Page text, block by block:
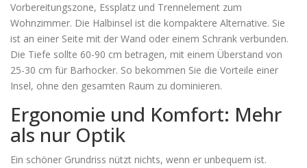
Vorbereitungszone, Essplatz und Trennelement zum
Wohnzimmer. Die Halbinsel ist die kompaktere Alternative. Sie
ist an einer Seite mit der Wand oder einem Schrank verbunden.
Die Tiefe sollte 60-90 cm betragen, mit einem Überstand von
25-30 cm für Barhocker. So bekommen Sie die Vorteile einer
Insel, ohne den gesamten Raum zu dominieren.
Ergonomie und Komfort: Mehr
als nur Optik
Ein schöner Grundriss nützt nichts, wenn er unbequem ist.